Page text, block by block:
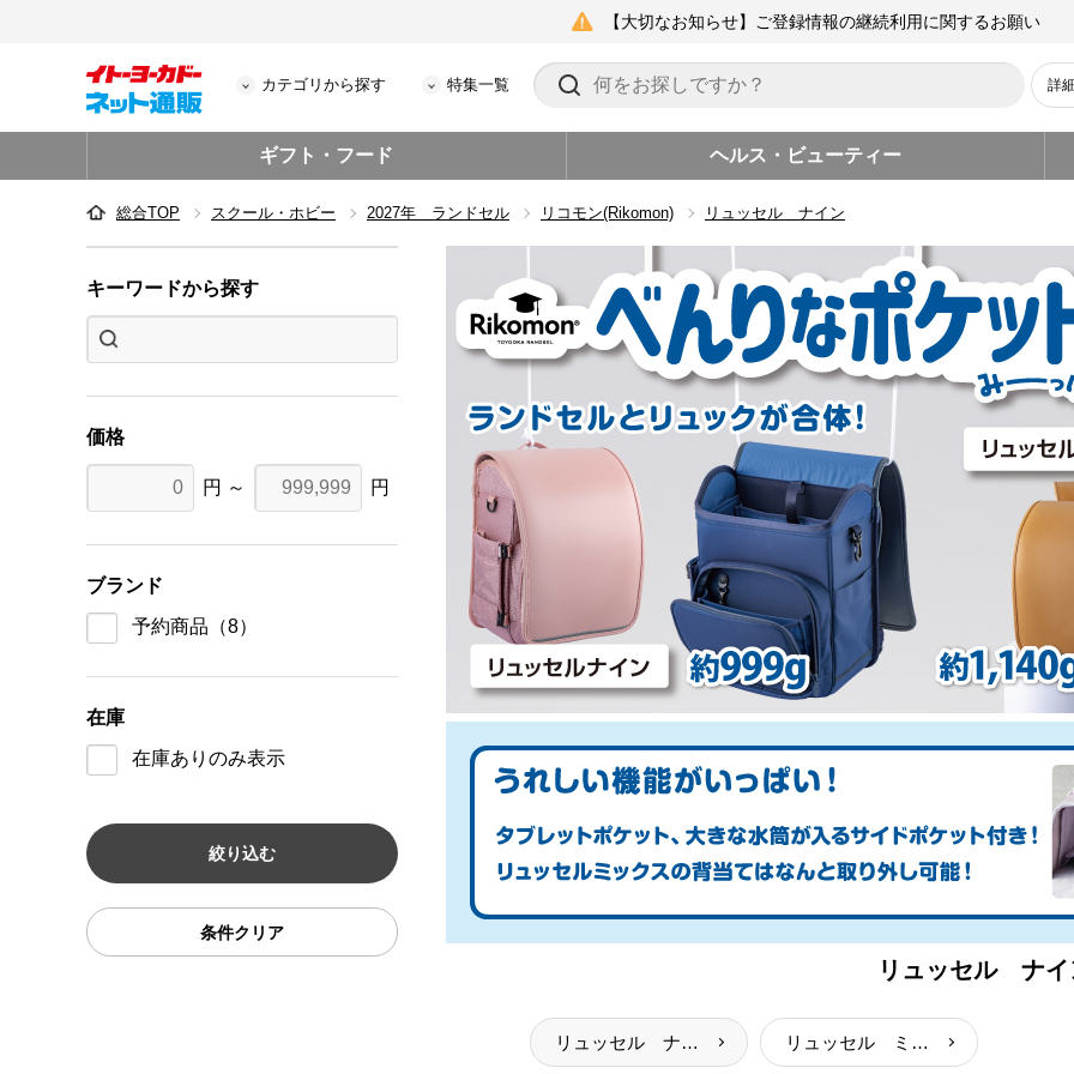
【大切なお知らせ】ご登録情報の継続利用に関するお願い
カテゴリから探す 特集一覧 詳
ギフト・フード ヘルス・ビューティー
総合TOP スクール・ホビー 2027年 ランドセル リコモン(Rikomon) リュッセル ナイン
キーワードから探す
価格
円 ～ 円
ブランド
予約商品 （8）
在庫
在庫ありのみ表示
条件クリア
リュッセル ナイ
リュッセル ナイン リュッセル ミックス